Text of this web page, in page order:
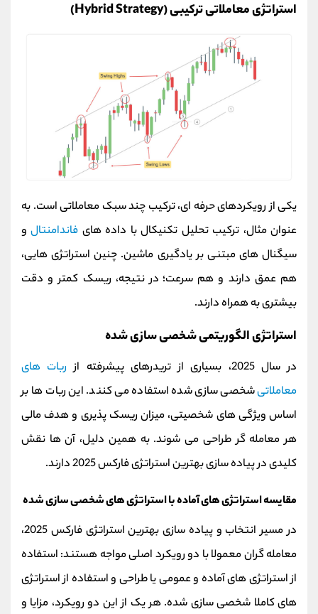
استراتژی معاملاتی ترکیبی (Hybrid Strategy)
یکی از رویکردهای حرفه‌ ای، ترکیب چند سبک معاملاتی است. به‌
عنوان مثال، ترکیب تحلیل تکنیکال با داده‌ های فاندامنتالو
سیگنال‌ های مبتنی بر یادگیری ماشین. چنین استراتژی‌ هایی،
هم عمق دارند و هم سرعت؛ در نتیجه، ریسک کمتر و دقت
بیشتری به همراه دارند.
استراتژی الگوریتمی شخصی‌ سازی‌ شده
در سال 2025، بسیاری از تریدرهای پیشرفته از
ربات‌ های
معاملاتیشخصی‌ سازی‌ شده استفاده می‌ کنند. این ربات‌ ها بر
اساس ویژگی‌ های شخصیتی، میزان ریسک‌ پذیری و هدف مالی
هر معامله‌ گر طراحی می‌ شوند. به همین دلیل، آن‌ ها نقش
کلیدی در پیاده‌ سازی بهترین استراتژی فارکس 2025 دارند.
مقایسه استراتژی‌ های آماده با استراتژی‌ های شخصی‌ سازی‌ شده
در مسیر انتخاب و پیاده‌ سازی بهترین استراتژی فارکس 2025،
معامله‌ گران معمولا با دو رویکرد اصلی مواجه هستند: استفاده
از استراتژی‌ های آماده و عمومی یا طراحی و استفاده از استراتژی‌
های کاملا شخصی‌ سازی‌ شده. هر یک از این دو رویکرد، مزایا و